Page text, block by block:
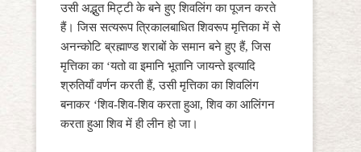
उसी अद्भुत मिट्टी के बने हुए शिवलिंग का पूजन करते
हैं। जिस सत्यरूप त्रिकालबाधित शिवरूप मृत्तिका में से
अनन्कोटि ब्रह्माण्ड शराबों के समान बने हुए हैं, जिस
मृत्तिका का ‘यतो वा इमानि भूतानि जायन्ते इत्यादि
श्रुतियाँ वर्णन करती हैं, उसी मृत्तिका का शिवलिंग
बनाकर ‘शिव-शिव-शिव करता हुआ, शिव का आलिंगन
करता हुआ शिव में ही लीन हो जा।